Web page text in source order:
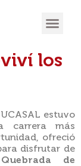
los
estuvo
carrera más
ofreció
disfrutar de
Quebrada de